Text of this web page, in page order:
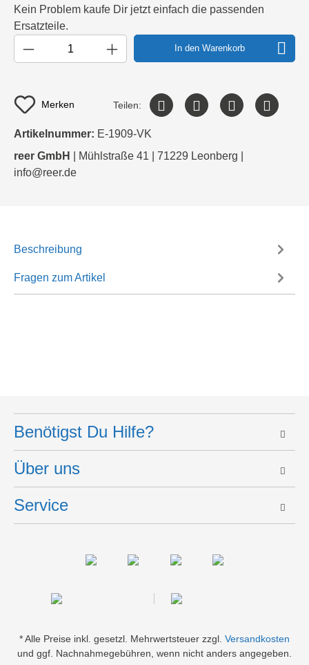
Kein Problem kaufe Dir jetzt einfach die passenden
Ersatzteile.
In den Warenkorb
Merken Teilen:
Artikelnummer: E-1909-VK
reer GmbH
| Mühlstraße 41 | 71229 Leonberg |
info@reer.de
Beschreibung
Fragen zum Artikel
Benötigst Du Hilfe?
Über uns
Service
* Alle Preise inkl. gesetzl. Mehrwertsteuer zzgl. Versandkosten
und ggf. Nachnahmegebühren, wenn nicht anders angegeben.